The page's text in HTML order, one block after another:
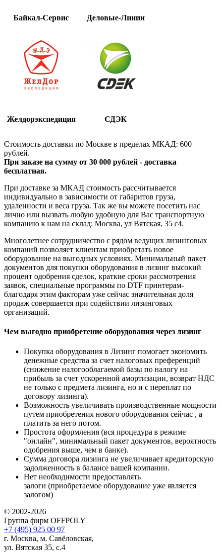
Байкал-Сервис Деловые-Линии
Желдорэкспедиция СДЭК
Стоимость доставки по Москве в пределах МКАД: 600
рублей.
При заказе на сумму от 30 000 рублей - доставка
бесплатная.
При доставке за МКАД стоимость рассчитывается
индивидуально в зависимости от габаритов груза,
удаленности и веса груза. Так же вы можете посетить нас
лично или вызвать любую удобную для Вас транспортную
компанию к нам на склад: Москва, ул Вятская, 35 c4.
Многолетнее сотрудничество с рядом ведущих лизинговых
компаний позволяет клиентам приобретать новое
оборудование на выгодных условиях. Минимальный пакет
документов для покупки оборудования в лизинг высокий
процент одобрения сделок, краткие сроки рассмотрения
заявок, специальные программы по DTF принтерам-
благодаря этим факторам уже сейчас значительная доля
продаж совершается при содействии лизинговых
организаций.
Чем выгодно приобретение оборудования через лизинг
Покупка оборудования в Лизинг помогает экономить
денежные средства за счет налоговых преференций
(снижение налогооблагаемой базы по налогу на
прибыль за счет ускоренной амортизации, возврат НДС
не только с предмета лизинга, но и с переплат по
договору лизинга).
Возможность увеличивать производственные мощности
путем приобретения нового оборудования сейчас , а
платить за него потом.
Простота оформления (вся процедура в режиме
"онлайн", минимальный пакет документов, вероятность
одобрения выше, чем в банке).
Сумма договора лизинга не увеличивает кредиторскую
задолженность в балансе вашей компании.
Нет необходимости предоставлять
залоги (приобретаемое оборудование уже является
залогом)
© 2002-2026
Группа фирм OFFPOLY
+7 (495) 925 00 97
г. Москва, м. Савёловская,
ул. Вятская 35, с.4